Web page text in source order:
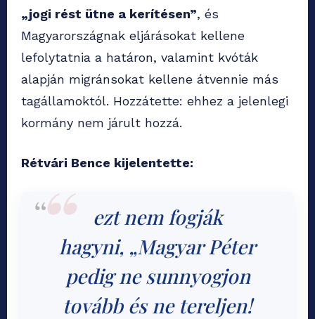
„jogi rést ütne a kerítésen”, és
Magyarországnak eljárásokat kellene
lefolytatnia a határon, valamint kvóták
alapján migránsokat kellene átvennie más
tagállamoktól. Hozzátette: ehhez a jelenlegi
kormány nem járult hozzá.
Rétvári Bence kijelentette:
ezt nem fogják
hagyni, „Magyar Péter
pedig ne sunnyogjon
tovább és ne tereljen!